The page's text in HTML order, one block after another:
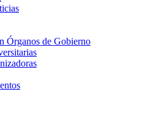
Órganos de Gobierno